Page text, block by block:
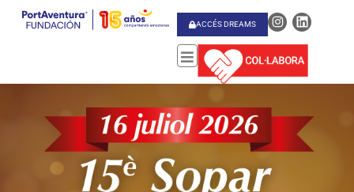
ACCÉS DREAMS